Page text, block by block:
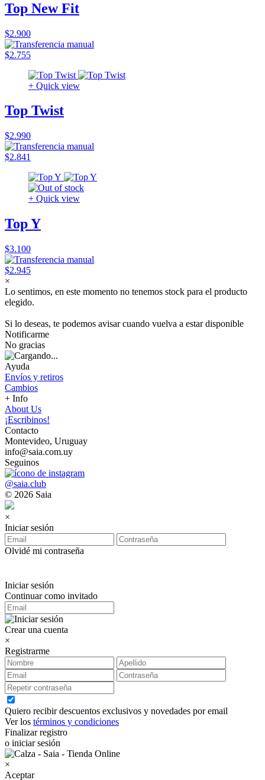
Top New Fit
$2.900
$2.755
+ Quick view
Top Twist
$2.990
$2.841
+ Quick view
Top Y
$3.100
$2.945
×
Lo sentimos, en este momento no tenemos stock para el producto
elegido.
Si lo deseas, te podemos avisar cuando vuelva a estar disponible
Notificarme
No gracias
Ayuda
Envíos y retiros
Cambios
+ Info
About Us
¡Escribinos!
Contacto
Montevideo, Uruguay
info@saia.com.uy
Seguinos
@saia.club
© 2026 Saia
×
Iniciar sesión
Olvidé mi contraseña
Iniciar sesión
Continuar como invitado
Crear una cuenta
×
Registrarme
Quiero recibir descuentos exclusivos y novedades por email
Ver los términos y condiciones
Finalizar registro
o iniciar sesión
×
Aceptar